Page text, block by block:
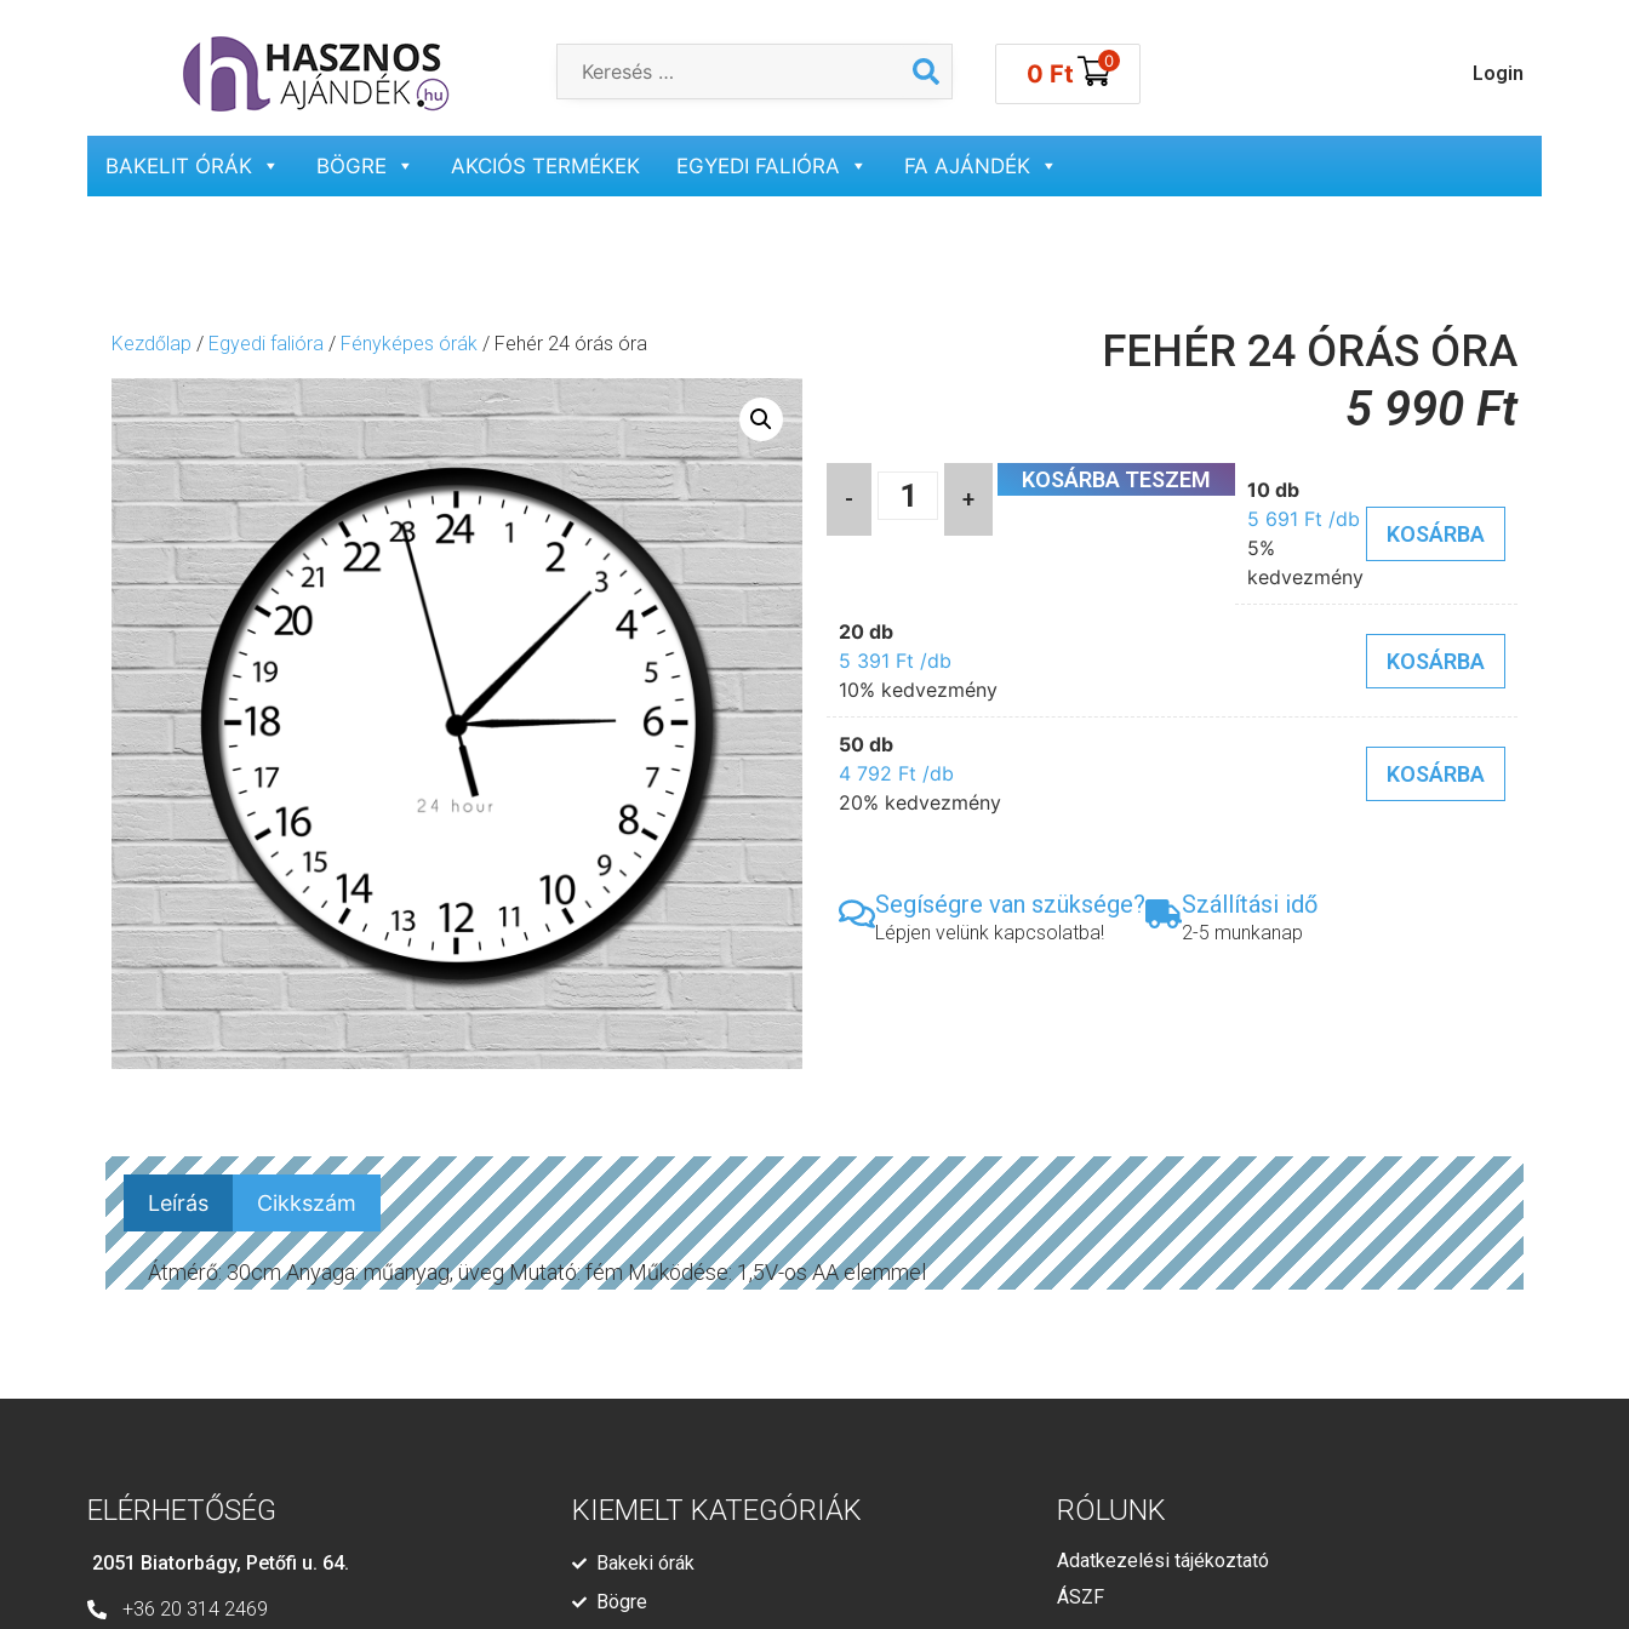
0 Ft 0
Login
BAKELIT ÓRÁK BÖGRE AKCIÓS TERMÉKEK EGYEDI FALIÓRA FA AJÁNDÉK
Kezdőlap / Egyedi falióra / Fényképes órák / Fehér 24 órás óra FEHÉR 24 ÓRÁS ÓRA
5 990 Ft
- +
KOSÁRBA TESZEM
10 db
5 691 Ft /db
5%
kedvezmény
KOSÁRBA
20 db
5 391 Ft /db
10% kedvezmény
KOSÁRBA
50 db
4 792 Ft /db
20% kedvezmény
KOSÁRBA
Segíségre van szüksége?
Lépjen velünk kapcsolatba!
Szállítási idő
2-5 munkanap
Leírás Cikkszám
Átmérő: 30cm Anyaga: műanyag, üveg Mutató: fém Működése: 1,5V-os AA elemmel
ELÉRHETŐSÉG
2051 Biatorbágy, Petőfi u. 64.
+36 20 314 2469
KIEMELT KATEGÓRIÁK
Bakeki órák
Bögre
RÓLUNK
Adatkezelési tájékoztató
ÁSZF